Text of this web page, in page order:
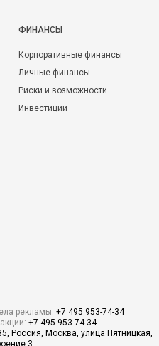
ФИНАНСЫ
Корпоративные финансы
Личные финансы
Риски и возможности
Инвестиции
рекламы: +7 495 953-74-34
+7 495 953-74-34
Россия, Москва, улица Пятницкая,
3.